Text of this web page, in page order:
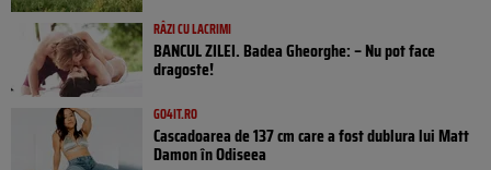
RÂZI CU LACRIMI
BANCUL ZILEI. Badea Gheorghe: – Nu pot face
dragoste!
GO4IT.RO
Cascadoarea de 137 cm care a fost dublura lui Matt
Damon în Odiseea